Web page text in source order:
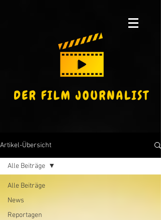
Artikel-Übersicht
Alle Beiträge
News
Reportagen
Alle Beiträge